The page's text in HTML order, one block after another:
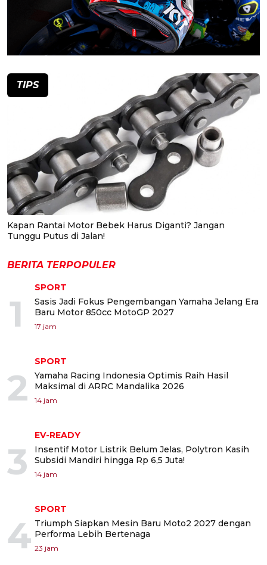
TIPS
Kapan Rantai Motor Bebek Harus Diganti? Jangan
Tunggu Putus di Jalan!
BERITA TERPOPULER
1
SPORT
Sasis Jadi Fokus Pengembangan Yamaha Jelang Era
Baru Motor 850cc MotoGP 2027
17 jam
2
SPORT
Yamaha Racing Indonesia Optimis Raih Hasil
Maksimal di ARRC Mandalika 2026
14 jam
3
EV-READY
Insentif Motor Listrik Belum Jelas, Polytron Kasih
Subsidi Mandiri hingga Rp 6,5 Juta!
14 jam
4
SPORT
Triumph Siapkan Mesin Baru Moto2 2027 dengan
Performa Lebih Bertenaga
23 jam